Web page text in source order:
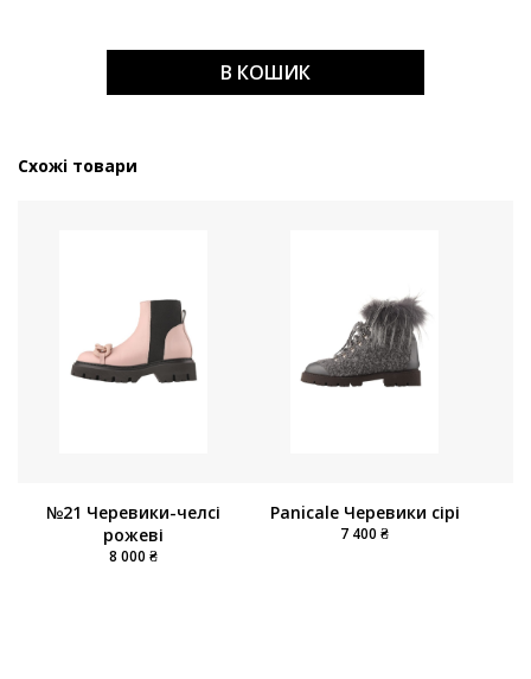
В КОШИК
Схожі товари
№21 Черевики-челсі
рожеві
8 000 ₴
Panicale Черевики сірі
7 400 ₴